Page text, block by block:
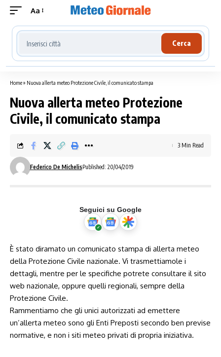
Aa
Cerca località meteo
Cerca
Home» Nuova allerta meteo Protezione Civile, il comunicato stampa
Nuova allerta meteo Protezione
Civile, il comunicato stampa
Federico De MichelisPublished: 20/04/2019
3 Min Read
Seguici su Google
È stato diramato un comunicato stampa di allerta meteo
della Protezione Civile nazionale. Vi trasmettiamole i
dettagli, mentre per le specifiche potrete consultare il sito
web nazionale, oppure quelli regionali, sempre della
Protezione Civile.
Rammentiamo che gli unici autorizzati ad emettere
un’allerta meteo sono gli Enti Preposti secondo ben previse
normative, e non i siti meteo privati di propria iniziativa.